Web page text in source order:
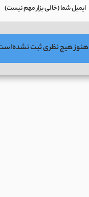
هنوز هیچ نظری ثبت نشده‌است،